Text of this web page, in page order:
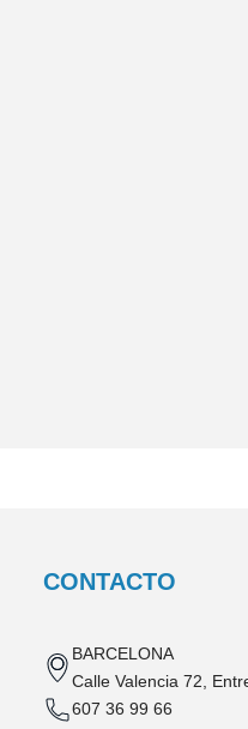
CONTACTO
BARCELONA
Calle Valencia 72,
607 36 99 66